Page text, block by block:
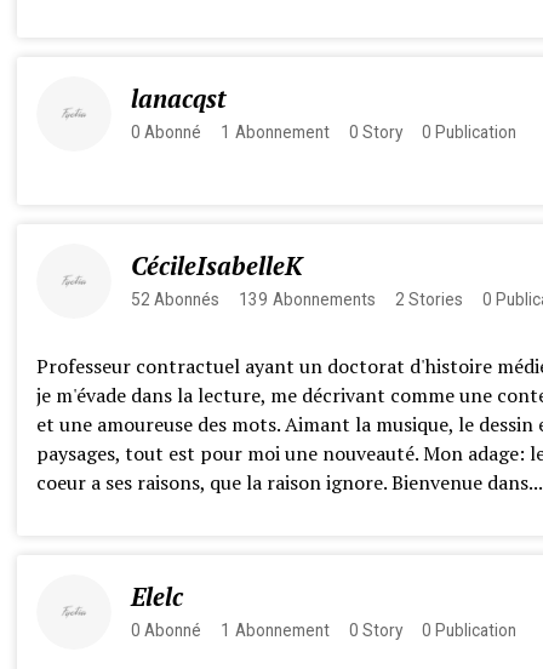
lanacqst
0 Abonné 1 Abonnement 0 Story 0 Publication
CécileIsabelleK
52 Abonnés 139 Abonnements 2 Stories 0
Professeur contractuel ayant un doctorat d'histoire
je m'évade dans la lecture, me décrivant comme une
et une amoureuse des mots. Aimant la musique, le dessin
paysages, tout est pour moi une nouveauté. Mon adage:
coeur a ses raisons, que la raison ignore. Bienvenue dans...
Elelc
0 Abonné 1 Abonnement 0 Story 0 Publication